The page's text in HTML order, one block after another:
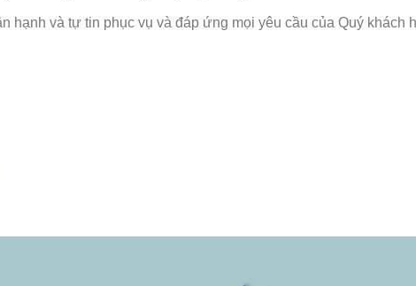
hạnh và tự tin phục vụ và đáp ứng mọi yêu cầu của Quý khách